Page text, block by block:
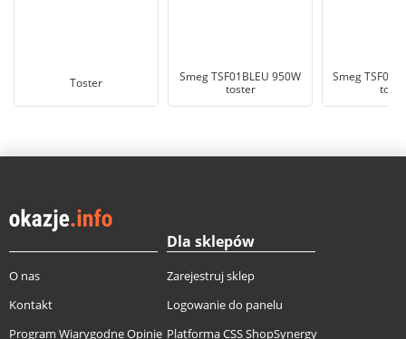
Toster
Smeg TSF01BLEU 950W
toster
Smeg
O nas
Kontakt
Program Wiarygodne Opinie
Dla sklepów
Zarejestruj sklep
Logowanie do panelu
Platforma CSS ShopSynergy